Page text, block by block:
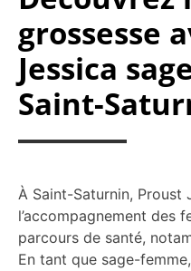
grossesse
Jessica
Saint-
À Saint-Saturnin, Proust
l’accompagnement des
parcours de santé,
En tant que sage-